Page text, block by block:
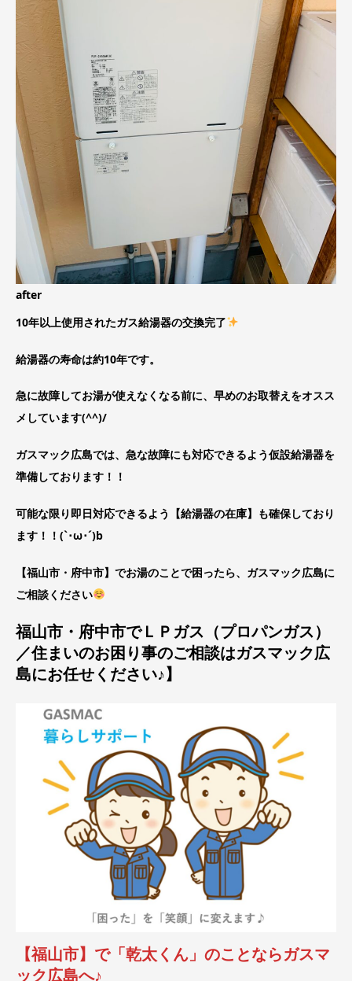
after
10年以上使用されたガス給湯器の交換完了
給湯器の寿命は約10年です。
急に故障してお湯が使えなくなる前に、早めのお取替えをオスス
メしています(^^)/
ガスマック広島では、急な故障にも対応できるよう仮設給湯器を
準備しております！！
可能な限り即日対応できるよう【給湯器の在庫】も確保しており
ます！！(`･ω･´)b
【福山市・府中市】でお湯のことで困ったら、ガスマック広島に
ご相談ください
福山市・府中市でＬＰガス（プロパンガス）
／住まいのお困り事のご相談はガスマック広
島にお任せください♪】
【福山市】で「乾太くん」のことならガスマ
ック広島へ♪